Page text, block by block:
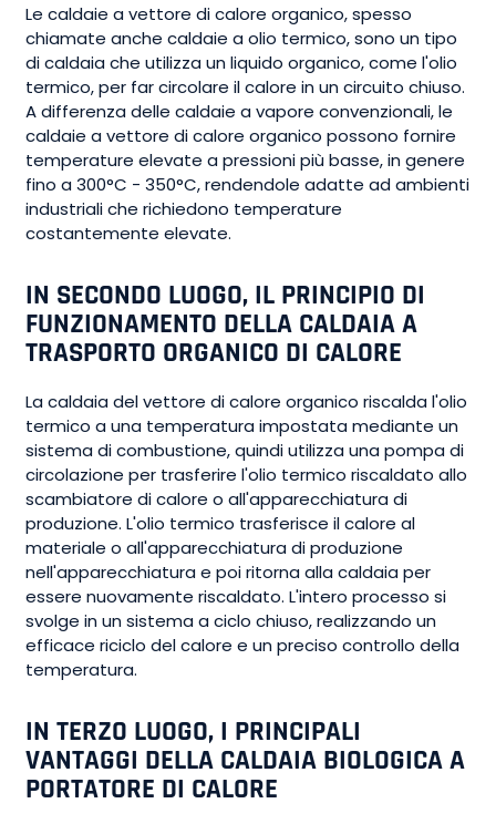
Le caldaie a vettore di calore organico, spesso
chiamate anche caldaie a olio termico, sono un tipo
di caldaia che utilizza un liquido organico, come l'olio
termico, per far circolare il calore in un circuito chiuso.
A differenza delle caldaie a vapore convenzionali, le
caldaie a vettore di calore organico possono fornire
temperature elevate a pressioni più basse, in genere
fino a 300°C - 350°C, rendendole adatte ad ambienti
industriali che richiedono temperature
costantemente elevate.
IN SECONDO LUOGO, IL PRINCIPIO DI
FUNZIONAMENTO DELLA CALDAIA A
TRASPORTO ORGANICO DI CALORE
La caldaia del vettore di calore organico riscalda l'olio
termico a una temperatura impostata mediante un
sistema di combustione, quindi utilizza una pompa di
circolazione per trasferire l'olio termico riscaldato allo
scambiatore di calore o all'apparecchiatura di
produzione. L'olio termico trasferisce il calore al
materiale o all'apparecchiatura di produzione
nell'apparecchiatura e poi ritorna alla caldaia per
essere nuovamente riscaldato. L'intero processo si
svolge in un sistema a ciclo chiuso, realizzando un
efficace riciclo del calore e un preciso controllo della
temperatura.
IN TERZO LUOGO, I PRINCIPALI
VANTAGGI DELLA CALDAIA BIOLOGICA A
PORTATORE DI CALORE